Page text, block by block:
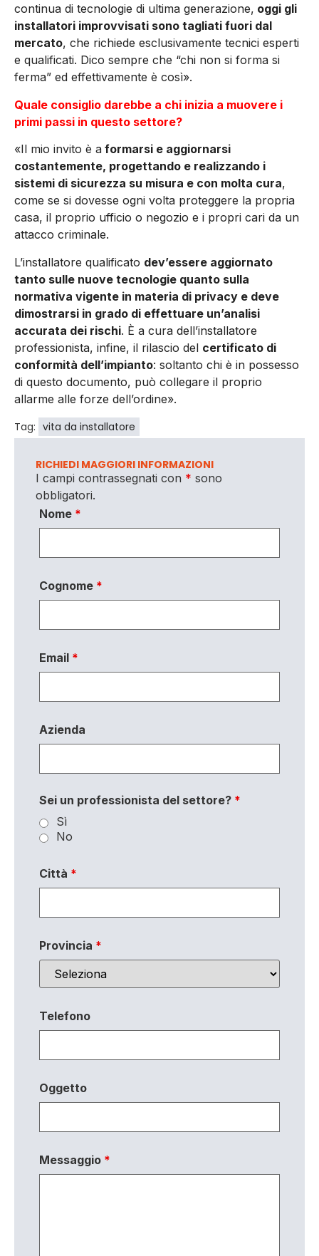
continua di tecnologie di ultima generazione, oggi gli
installatori improvvisati sono tagliati fuori dal
mercato, che richiede esclusivamente tecnici esperti
e qualificati. Dico sempre che “chi non si forma si
ferma” ed effettivamente è così».
Quale consiglio darebbe a chi inizia a muovere i
primi passi in questo settore?
«Il mio invito è a formarsi e aggiornarsi
costantemente, progettando e realizzando i
sistemi di sicurezza su misura e con molta cura,
come se si dovesse ogni volta proteggere la propria
casa, il proprio ufficio o negozio e i propri cari da un
attacco criminale.
L’installatore qualificato dev’essere aggiornato
tanto sulle nuove tecnologie quanto sulla
normativa vigente in materia di privacy e deve
dimostrarsi in grado di effettuare un’analisi
accurata dei rischi. È a cura dell’installatore
professionista, infine, il rilascio del certificato di
conformità dell’impianto: soltanto chi è in possesso
di questo documento, può collegare il proprio
allarme alle forze dell’ordine».
Tag: vita da installatore
RICHIEDI MAGGIORI INFORMAZIONI
I campi contrassegnati con * sono
obbligatori.
Nome *
Cognome *
Email *
Azienda
Sei un professionista del settore? *
Sì
No
Città *
Provincia *
Telefono
Oggetto
Messaggio *